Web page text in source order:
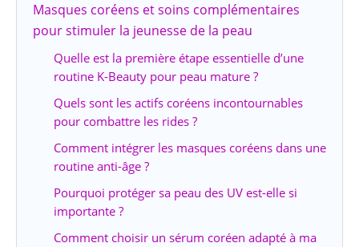
Masques coréens et soins complémentaires
pour stimuler la jeunesse de la peau
Quelle est la première étape essentielle d’une
routine K-Beauty pour peau mature ?
Quels sont les actifs coréens incontournables
pour combattre les rides ?
Comment intégrer les masques coréens dans une
routine anti-âge ?
Pourquoi protéger sa peau des UV est-elle si
importante ?
Comment choisir un sérum coréen adapté à ma